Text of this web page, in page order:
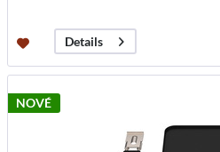
Details
NOVÉ